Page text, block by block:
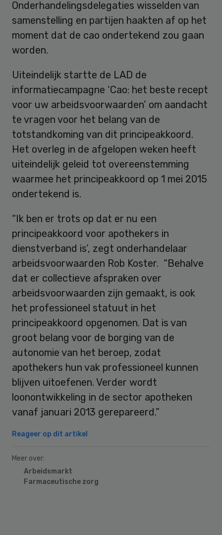
Onderhandelingsdelegaties wisselden van
samenstelling en partijen haakten af op het
moment dat de cao ondertekend zou gaan
worden.
Uiteindelijk startte de LAD de
informatiecampagne ‘Cao: het beste recept
voor uw arbeidsvoorwaarden’ om aandacht
te vragen voor het belang van de
totstandkoming van dit principeakkoord.
Het overleg in de afgelopen weken heeft
uiteindelijk geleid tot overeenstemming
waarmee het principeakkoord op 1 mei 2015
ondertekend is.
“Ik ben er trots op dat er nu een
principeakkoord voor apothekers in
dienstverband is’, zegt onderhandelaar
arbeidsvoorwaarden Rob Koster. “Behalve
dat er collectieve afspraken over
arbeidsvoorwaarden zijn gemaakt, is ook
het professioneel statuut in het
principeakkoord opgenomen. Dat is van
groot belang voor de borging van de
autonomie van het beroep, zodat
apothekers hun vak professioneel kunnen
blijven uitoefenen. Verder wordt
loonontwikkeling in de sector apotheken
vanaf januari 2013 gerepareerd.”
Reageer op dit artikel
Meer over:
Arbeidsmarkt
Farmaceutische zorg